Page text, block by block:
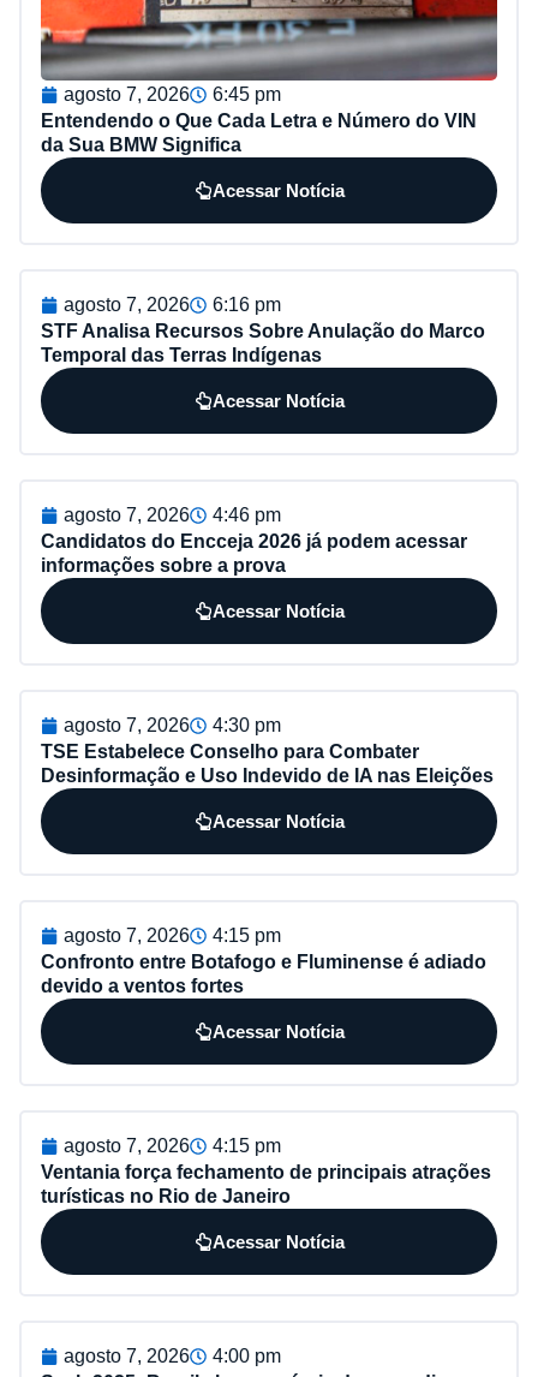
agosto 7, 2026
6:45 pm
Entendendo o Que Cada Letra e Número do VIN
da Sua BMW Significa
Acessar Notícia
agosto 7, 2026
6:16 pm
STF Analisa Recursos Sobre Anulação do Marco
Temporal das Terras Indígenas
Acessar Notícia
agosto 7, 2026
4:46 pm
Candidatos do Encceja 2026 já podem acessar
informações sobre a prova
Acessar Notícia
agosto 7, 2026
4:30 pm
TSE Estabelece Conselho para Combater
Desinformação e Uso Indevido de IA nas Eleições
Acessar Notícia
agosto 7, 2026
4:15 pm
Confronto entre Botafogo e Fluminense é adiado
devido a ventos fortes
Acessar Notícia
agosto 7, 2026
4:15 pm
Ventania força fechamento de principais atrações
turísticas no Rio de Janeiro
Acessar Notícia
agosto 7, 2026
4:00 pm